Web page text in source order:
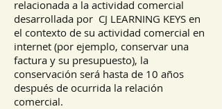
relacionada a la actividad comercial
desarrollada por CJ LEARNING KEYS en
el contexto de su actividad comercial en
internet (por ejemplo, conservar una
factura y su presupuesto), la
conservación será hasta de 10 años
después de ocurrida la relación
comercial.